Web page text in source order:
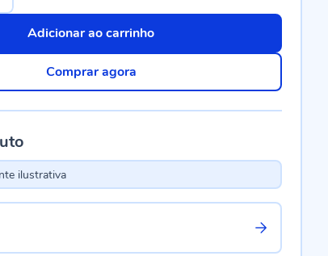
Adicionar ao carrinho
Comprar agora
ilustrativa